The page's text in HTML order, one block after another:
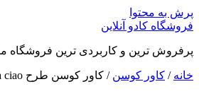
پرش به محتوا
فروشگاه کادو آنلاین
پرفروش ترین و کاربردی ترین فروشگاه
خانه / کاور کوسن / کاور کوسن طرح bella ciao کد 10